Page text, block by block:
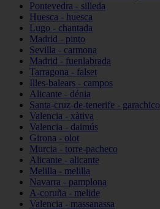
Pontevedra - silleda
Huesca - huesca
Lugo - chantada
Madrid - pinto
Sevilla - carmona
Madrid - fuenlabrada
Tarragona - falset
Illes-balears - campos
Alicante - dénia
Santa-cruz-de-tenerife - garachico
Valencia - xàtiva
Valencia - daimús
Girona - olot
Murcia - torre-pacheco
Alicante - alicante
Melilla - melilla
Navarra - pamplona
A-coruña - melide
Valencia - massanassa